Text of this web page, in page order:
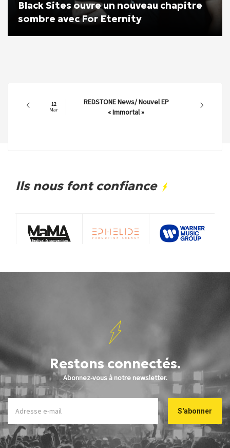
Black Sites ouvre un nouveau chapitre
sombre avec For Eternity
12
Mar
REDSTONE News/ Nouvel EP
« Immortal »
Ils nous font confiance
Restons connectés.
Abonnez-vous à notre newsletter.